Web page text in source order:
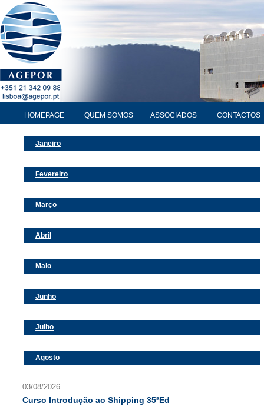
HOMEPAGE QUEM SOMOS ASSOCIADOS CONTACTOS
Janeiro
Fevereiro
Março
Abril
Maio
Junho
Julho
Agosto
03/08/2026
Curso Introdução ao Shipping 35ªEd